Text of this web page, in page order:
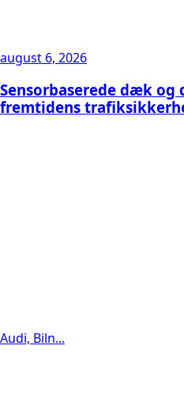
august 6, 2026
Sensorbaserede dæk og
fremtidens
Audi, Biln...